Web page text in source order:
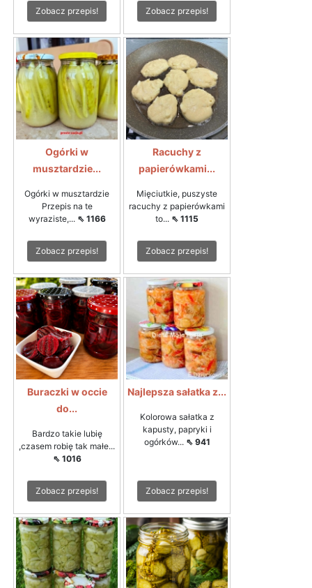
Zobacz przepis!
Zobacz przepis!
Ogórki w
musztardzie...
Ogórki w musztardzie
Przepis na te
wyraziste,... ⇖ 1166
Zobacz przepis!
Racuchy z
papierówkami...
Mięciutkie, puszyste
racuchy z papierówkami
to... ⇖ 1115
Zobacz przepis!
Buraczki w occie
do...
Bardzo takie lubię
,czasem robię tak małe...
⇖ 1016
Zobacz przepis!
Najlepsza sałatka z...
Kolorowa sałatka z
kapusty, papryki i
ogórków... ⇖ 941
Zobacz przepis!